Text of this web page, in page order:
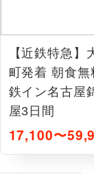
【近鉄特急
町発着 朝食
鉄イン名古屋
屋3日間
17,100〜